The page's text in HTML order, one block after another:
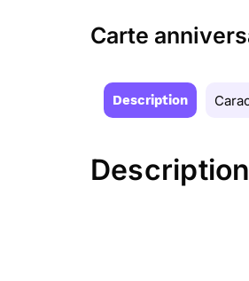
Carte
Description
Description